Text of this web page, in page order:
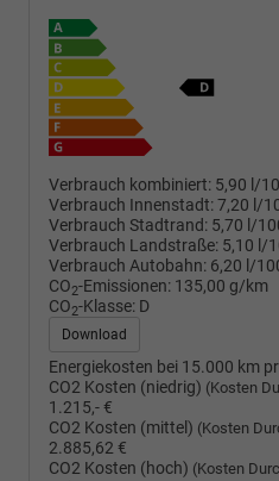
Verbrauch kombiniert: 5,90 l/
Verbrauch Innenstadt:7,20 l/
Verbrauch Stadtrand: 5,70 l/
Verbrauch Landstraße: 5,10 l/
Verbrauch Autobahn: 6,20 l/
CO2-Emissionen: 135,00 g/km
CO2-Klasse: D
Download
Energiekosten bei 15.000 km
CO2 Kosten (niedrig) (Kosten
1.215,- €
CO2 Kosten (mittel) (Kosten
2.885,62 €
CO2 Kosten (hoch) (Kosten